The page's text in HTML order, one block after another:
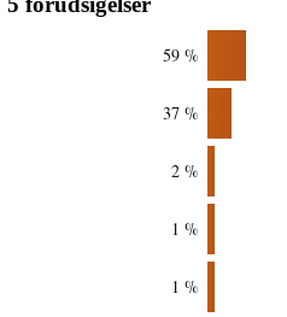
59 %
37 %
2 %
1 %
1 %